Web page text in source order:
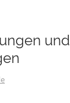
und